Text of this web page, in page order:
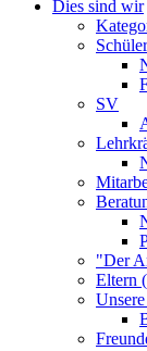
Dies sind wir
SV
"Der
Eltern